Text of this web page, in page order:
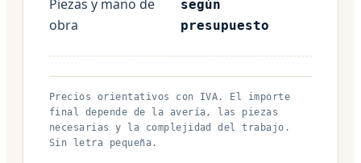
Piezas y mano de
obra
según
presupuesto
Precios orientativos con IVA. El importe
final depende de la avería, las piezas
necesarias y la complejidad del trabajo.
Sin letra pequeña.